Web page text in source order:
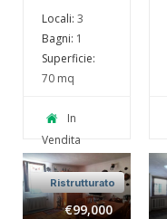
RISTRUTTURATO
Locali: 3
Bagni: 1
Superficie:
70 mq
In
Vendita
Ristrutturato
€99,000